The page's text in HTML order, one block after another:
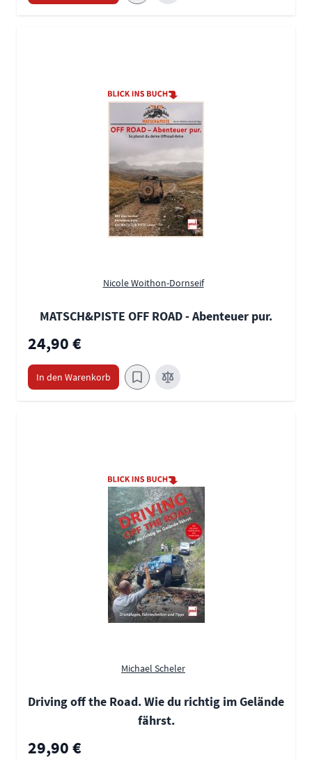
Nicole Woithon-Dornseif
MATSCH&PISTE OFF ROAD - Abenteuer pur.
24,90 €
In den Warenkorb
Michael Scheler
Driving off the Road. Wie du richtig im Gelände
fährst.
29,90 €